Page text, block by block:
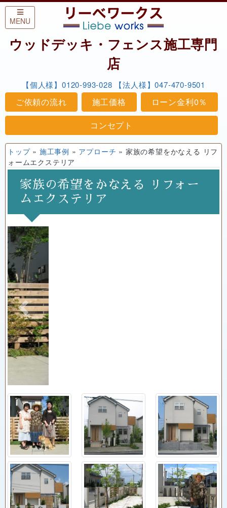
Skip to content
MENU
ウッドデッキ・フェンス施工専門
店
【個人様】0120-993-028 【法人様】047-470-9501
ご依頼の流れ 施工価格
ローン金利0％
コンセプト
トップ» 施工事例 » アプローチ » 家族の希望をかなえる リフ
ォームエクステリア
家族の希望をかなえる リフォー
ムエクステリア
Previous